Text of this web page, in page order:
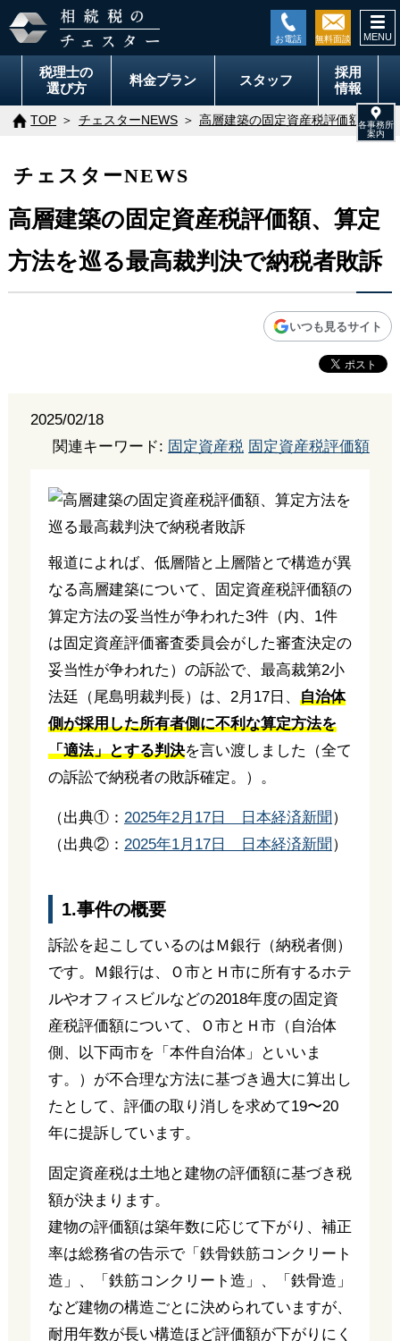
税理士の
選び方
料金プラン スタッフ
採用
情報
TOP チェスターNEWS 高層建築の固定資産税評価額、算
チェスターNEWS
高層建築の固定資産税評価額、算定
方法を巡る最高裁判決で納税者敗訴
いつも見るサイト
2025/02/18
関連キーワード: 固定資産税 固定資産税評価額
報道によれば、低層階と上層階とで構造が異
なる高層建築について、固定資産税評価額の
算定方法の妥当性が争われた3件（内、1件
は固定資産評価審査委員会がした審査決定の
妥当性が争われた）の訴訟で、最高裁第2小
法廷（尾島明裁判長）は、2月17日、 自治体
側が採用した所有者側に不利な算定方法を
「適法」とする判決を言い渡しました（全て
の訴訟で納税者の敗訴確定。）。
（出典①： 2025年2月17日 日本経済新聞 ）
（出典②： 2025年1月17日 日本経済新聞 ）
1.事件の概要
訴訟を起こしているのはＭ銀行（納税者側）
です。Ｍ銀行は、Ｏ市とＨ市に所有するホテ
ルやオフィスビルなどの2018年度の固定資
産税評価額について、Ｏ市とＨ市（自治体
側、以下両市を「本件自治体」といいま
す。）が不合理な方法に基づき過大に算出し
たとして、評価の取り消しを求めて19〜20
年に提訴しています。
固定資産税は土地と建物の評価額に基づき税
額が決まります。
建物の評価額は築年数に応じて下がり、補正
率は総務省の告示で「鉄骨鉄筋コンクリート
造」、「鉄筋コンクリート造」、「鉄骨造」
など建物の構造ごとに決められていますが、
耐用年数が長い構造ほど評価額が下がりにく